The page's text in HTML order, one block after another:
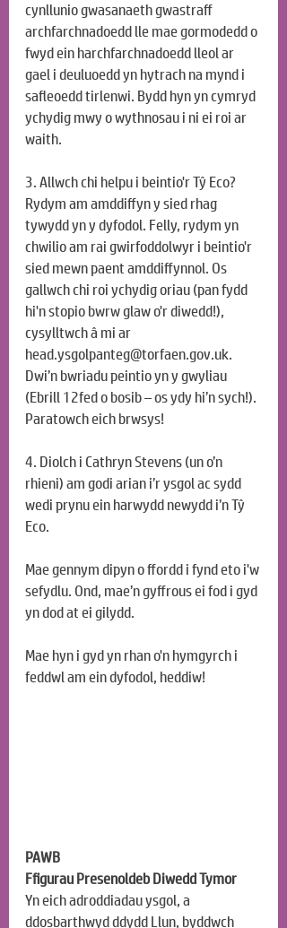
cynllunio gwasanaeth gwastraff
archfarchnadoedd lle mae gormodedd o
fwyd ein harchfarchnadoedd lleol ar
gael i deuluoedd yn hytrach na mynd i
safleoedd tirlenwi. Bydd hyn yn cymryd
ychydig mwy o wythnosau i ni ei roi ar
waith.
3. Allwch chi helpu i beintio'r Tŷ Eco?
Rydym am amddiffyn y sied rhag
tywydd yn y dyfodol. Felly, rydym yn
chwilio am rai gwirfoddolwyr i beintio'r
sied mewn paent amddiffynnol. Os
gallwch chi roi ychydig oriau (pan fydd
hi'n stopio bwrw glaw o'r diwedd!),
cysylltwch â mi ar
head.ysgolpanteg@torfaen.gov.uk.
Dwi’n bwriadu peintio yn y gwyliau
(Ebrill 12fed o bosib – os ydy hi’n sych!).
Paratowch eich brwsys!
4. Diolch i Cathryn Stevens (un o’n
rhieni) am godi arian i’r ysgol ac sydd
wedi prynu ein harwydd newydd i’n Tŷ
Eco.
Mae gennym dipyn o ffordd i fynd eto i'w
sefydlu. Ond, mae’n gyffrous ei fod i gyd
yn dod at ei gilydd.
Mae hyn i gyd yn rhan o'n hymgyrch i
feddwl am ein dyfodol, heddiw!
PAWB
Ffigurau Presenoldeb Diwedd Tymor
Yn eich adroddiadau ysgol, a
ddosbarthwyd ddydd Llun, byddwch